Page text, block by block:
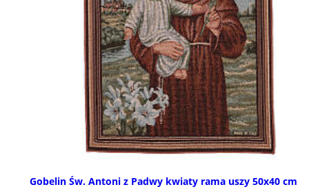
Gobelin Św. Antoni z Padwy kwiaty rama uszy 50x40 cm